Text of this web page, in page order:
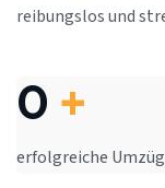
reibungslos und
0 +
erfolgreiche